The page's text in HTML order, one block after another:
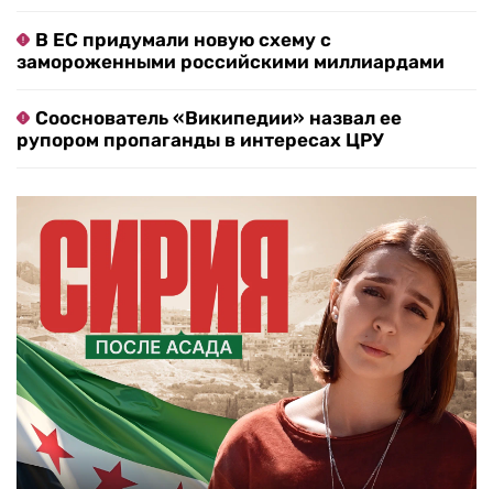
В ЕС придумали новую схему с
замороженными российскими миллиардами
Сооснователь «Википедии» назвал ее
рупором пропаганды в интересах ЦРУ